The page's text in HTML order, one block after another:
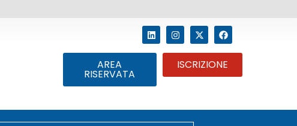
AREA
RISERVATA
ISCRIZIONE